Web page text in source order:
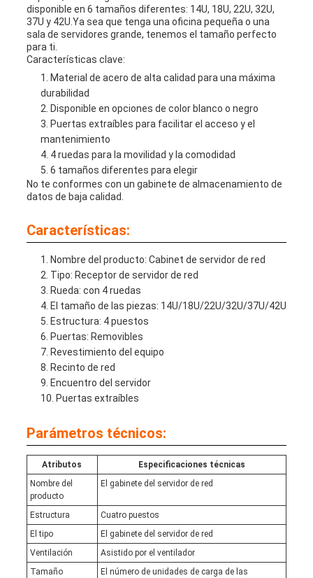
disponible en 6 tamaños diferentes: 14U, 18U, 22U, 32U,
37U y 42U.Ya sea que tenga una oficina pequeña o una
sala de servidores grande, tenemos el tamaño perfecto
para ti.
Características clave:
Material de acero de alta calidad para una máxima
durabilidad
Disponible en opciones de color blanco o negro
Puertas extraíbles para facilitar el acceso y el
mantenimiento
4 ruedas para la movilidad y la comodidad
6 tamaños diferentes para elegir
No te conformes con un gabinete de almacenamiento de
datos de baja calidad.
Características:
Nombre del producto: Cabinet de servidor de red
Tipo: Receptor de servidor de red
Rueda: con 4 ruedas
El tamaño de las piezas: 14U/18U/22U/32U/37U/42U
Estructura: 4 puestos
Puertas: Removibles
Revestimiento del equipo
Recinto de red
Encuentro del servidor
Puertas extraíbles
Parámetros técnicos:
Atributos
Especificaciones técnicas
Nombre del
producto
El gabinete del servidor de red
Estructura
Cuatro puestos
El tipo
El gabinete del servidor de red
Ventilación
Asistido por el ventilador
Tamaño
El número de unidades de carga de las